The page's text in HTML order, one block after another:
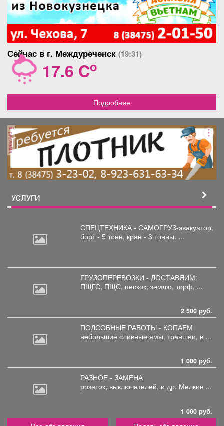
Сейчас в г. Междуреченск (19:31)
17.6 Co
Подробнее
реклама
УСЛУГИ
СПЕЦТЕХНИКА - САМОГРУЗ-эвакуатор,
борт - 5 тонн, кран - 3 тонны. ...
ГРУЗОПЕРЕВОЗКИ - ДОСТАВЯИМ:
ПЩГС, ПЩС, пескок, землю, торф, ...
2 500 руб.
ПОДСОБНЫЕ РАБОТЫ - КОПАЕМ
небольшие сливные ямы, траншеи, в ...
1 000 руб.
РАЗНОЕ - ЗАМЕНА
розеток, выключателей, и др. Мелкие ...
1 000 руб.